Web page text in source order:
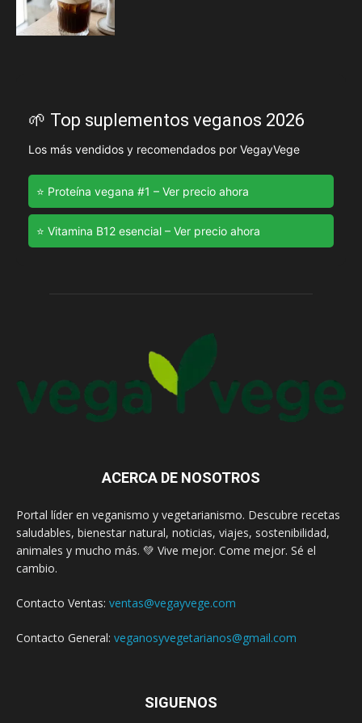
🌱 Top suplementos veganos 2026
Los más vendidos y recomendados por VegayVege
⭐ Proteína vegana #1 – Ver precio ahora
⭐ Vitamina B12 esencial – Ver precio ahora
ACERCA DE NOSOTROS
Portal líder en veganismo y vegetarianismo. Descubre recetas
saludables, bienestar natural, noticias, viajes, sostenibilidad,
animales y mucho más. 💚 Vive mejor. Come mejor. Sé el
cambio.
Contacto Ventas: ventas@vegayvege.com
Contacto General: veganosyvegetarianos@gmail.com
SIGUENOS